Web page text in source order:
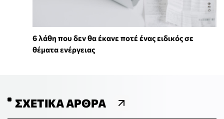
6 λάθη που δεν θα έκανε ποτέ ένας ειδικός σε
θέματα ενέργειας
ΣΧΕΤΙΚΆ ΆΡΘΡΑ